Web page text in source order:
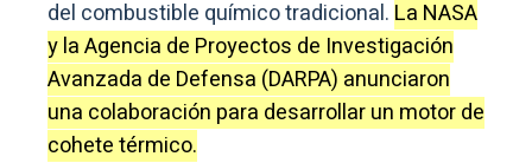
del combustible químico tradicional. La NASA
y la Agencia de Proyectos de Investigación
Avanzada de Defensa (DARPA) anunciaron
una colaboración para desarrollar un motor de
cohete térmico.